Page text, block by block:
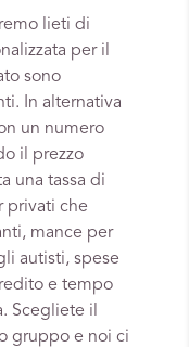
lieti di
per il
sono
In alternativa
un numero
il prezzo
una tassa di
privati che
mance per
autisti, spese
e tempo
Scegliete il
gruppo e noi ci